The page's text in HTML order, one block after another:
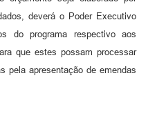
deverá o Poder Executivo
do programa respectivo aos
que estes possam processar
pela apresentação de emendas